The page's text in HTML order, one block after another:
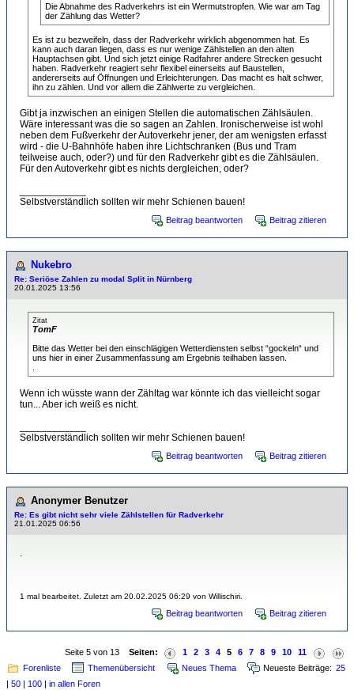
Die Abnahme des Radverkehrs ist ein Wermutstropfen. Wie war am Tag
der Zählung das Wetter?
Es ist zu bezweifeln, dass der Radverkehr wirklich abgenommen hat. Es
kann auch daran liegen, dass es nur wenige Zählstellen an den alten
Hauptachsen gibt. Und sich jetzt einige Radfahrer andere Strecken gesucht
haben. Radverkehr reagiert sehr flexibel einerseits auf Baustellen,
andererseits auf Öffnungen und Erleichterungen. Das macht es halt schwer,
ihn zu zählen. Und vor allem die Zählwerte zu vergleichen.
Gibt ja inzwischen an einigen Stellen die automatischen Zählsäulen.
Wäre interessant was die so sagen an Zahlen. Ironischerweise ist wohl
neben dem Fußverkehr der Autoverkehr jener, der am wenigsten erfasst
wird - die U-Bahnhöfe haben ihre Lichtschranken (Bus und Tram
teilweise auch, oder?) und für den Radverkehr gibt es die Zählsäulen.
Für den Autoverkehr gibt es nichts dergleichen, oder?
Selbstverständlich sollten wir mehr Schienen bauen!
Beitrag beantworten Beitrag zitieren
Nukebro
Re: Seriöse Zahlen zu modal Split in Nürnberg
20.01.2025 13:56
Zitat
TomF
Bitte das Wetter bei den einschlägigen Wetterdiensten selbst “gockeln“ und
uns hier in einer Zusammenfassung am Ergebnis teilhaben lassen.
Wenn ich wüsste wann der Zähltag war könnte ich das vielleicht sogar
tun... Aber ich weiß es nicht.
Selbstverständlich sollten wir mehr Schienen bauen!
Beitrag beantworten Beitrag zitieren
Anonymer Benutzer
Re: Es gibt nicht sehr viele Zählstellen für Radverkehr
21.01.2025 06:56
1 mal bearbeitet. Zuletzt am 20.02.2025 06:29 von Willischiri.
Beitrag beantworten Beitrag zitieren
Seite 5 von 13 Seiten: 1 2 3 4 5 6 7 8 9 10
11
Forenliste
Themenübersicht Neues Thema Neueste Beiträge: 25
| 50 | 100 | in allen Foren